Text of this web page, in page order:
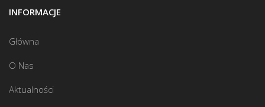
INFORMACJE
Główna
O Nas
Aktualności